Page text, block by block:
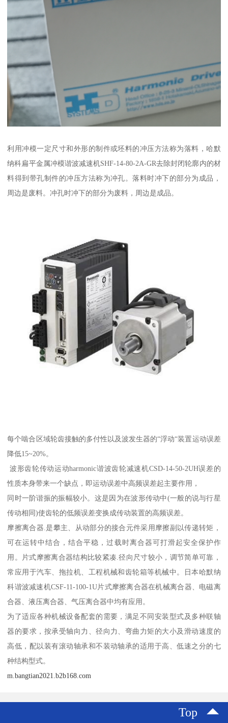
利用冲模一定尺寸和外形的制件或坯料的冲压方法称为落料，哈默
纳科扁平金属冲模谐波减速机SHF-14-80-2A-GR去除封闭轮廓内的材
料得到带孔制件的冲压方法称为冲孔。落料时冲下的部分为成品，
周边是废料。冲孔时冲下的部分为废料，周边是成品。
每个啮合区域轮齿接触的多付性以及波发生器的“浮动“装置运动误差
降低15~20%。
波形齿轮传动运动harmonic谐波齿轮减速机CSD-14-50-2UH误差的
性质本身带来一个缺点，即运动误差中高频误差起主要作用，
同时一阶谐振的振幅较小。这是因为在波形传动中(一般的说与行星
传动相同)使齿轮的低频误差变换成传动装置的高频误差。
摩擦离合器.是攀主、从动部分的接合元件采用摩擦副以传递转矩，
可在运转中结合，结合平稳，过载时离合器可打滑起安全保护作
用。片式摩擦离合器结构比较紧凑.径向尺寸较小，调节简单可靠，
常应用于汽车、拖拉机、工程机械和齿轮箱等机械中。日本哈默纳
科谐波减速机CSF-11-100-1U片式摩擦离合器在机械离合器、电磁离
合器、液压离合器、气压离合器中均有应用。
为了适应各种机械设备配套的需要，满足不同安装型式及多种联轴
器的要求，按承受轴向力、径向力、弯曲力矩的大小及滑动速度的
高低，配以装有滚动轴承和不装动轴承的适用于高、低速之分的七
种结构型式。
m.bangtian2021.b2b168.com
Top